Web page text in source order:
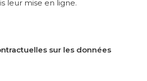
leur mise en ligne.
sur les données